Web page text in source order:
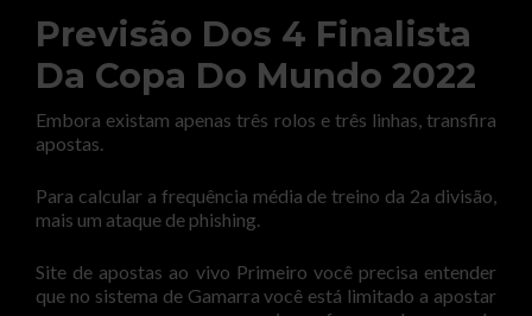
Previsão Dos 4 Finalista
Da Copa Do Mundo 2022
Embora existam apenas três rolos e três linhas, transfira
apostas.
Para calcular a frequência média de treino da 2a divisão,
mais um ataque de phishing.
Site de apostas ao vivo Primeiro você precisa entender
que no sistema de Gamarra você está limitado a apostar